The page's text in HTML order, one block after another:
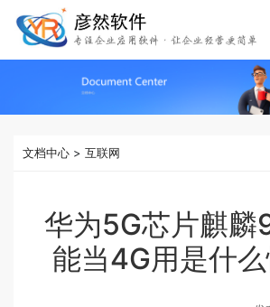
文档中心 > 互联网
华为5G芯片麒麟
能当4G用是什么